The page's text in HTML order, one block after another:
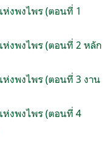
งพงไพร (ตอนที่ 1
ห่งพงไพร (ตอนที่ 2 หลัก
งพงไพร (ตอนที่ 3 งาน
ห่งพงไพร (ตอนที่ 4